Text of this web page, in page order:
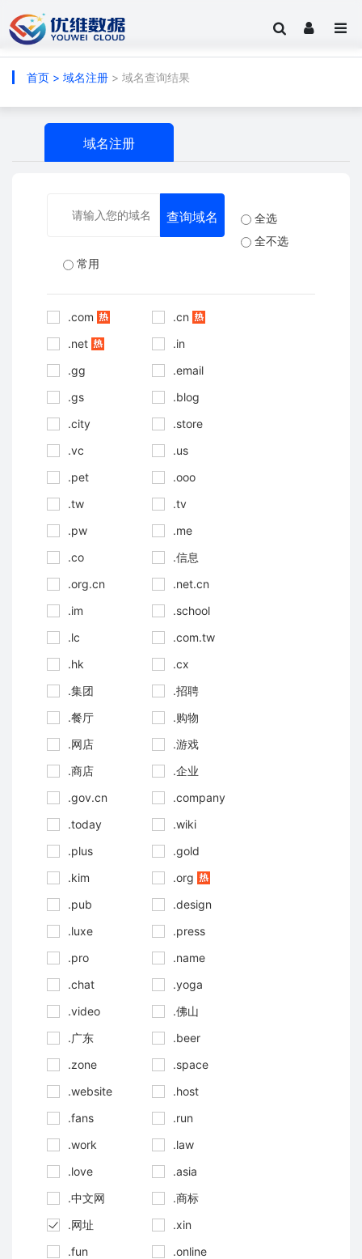
首页 > 域名注册 > 域名查询结果
域名注册
全选
全不选
常用
.com
.cn
.net
.in
.gg
.email
.gs
.blog
.city
.store
.vc
.us
.pet
.ooo
.tw
.tv
.pw
.me
.co
.信息
.org.cn
.net.cn
.im
.school
.lc
.com.tw
.hk
.cx
.集团
.招聘
.餐厅
.购物
.网店
.游戏
.商店
.企业
.gov.cn
.company
.today
.wiki
.plus
.gold
.kim
.org
.pub
.design
.luxe
.press
.pro
.name
.chat
.yoga
.video
.佛山
.广东
.beer
.zone
.space
.website
.host
.fans
.run
.work
.law
.love
.asia
.中文网
.商标
.网址
.xin
.fun
.online